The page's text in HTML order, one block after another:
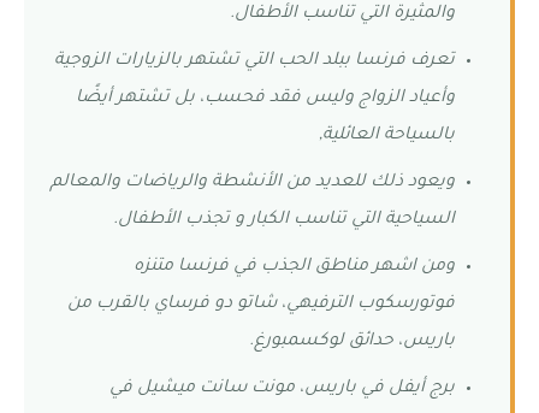
والمثيرة التي تناسب الأطفال.
تعرف فرنسا ببلد الحب التي تشتهر بالزيارات الزوجية
وأعياد الزواج وليس فقد فحسب، بل تشتهر أيضًا
بالسياحة العائلية,
ويعود ذلك للعديد من الأنشطة والرياضات والمعالم
السياحية التي تناسب الكبار و تجذب الأطفال.
ومن اشهر مناطق الجذب في فرنسا متنزه
فوتورسكوب الترفيهي، شاتو دو فرساي بالقرب من
باريس، حدائق لوكسمبورغ.
برج أيفل في باريس، مونت سانت ميشيل في